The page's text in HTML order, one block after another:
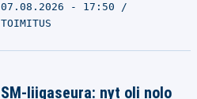
07.08.2026 - 17:50
TOIMITUS
SM-liigaseura: nyt oli nolo